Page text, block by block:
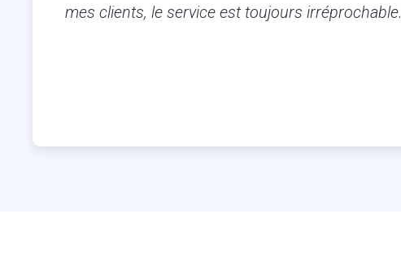
mes clients, le service est toujours irréprochable.